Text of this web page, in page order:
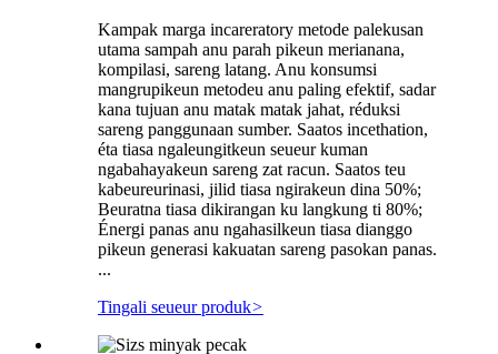
Kampak marga incareratory metode palekusan
utama sampah anu parah pikeun merianana,
kompilasi, sareng latang. Anu konsumsi
mangrupikeun metodeu anu paling efektif, sadar
kana tujuan anu matak matak jahat, réduksi
sareng panggunaan sumber. Saatos incethation,
éta tiasa ngaleungitkeun seueur kuman
ngabahayakeun sareng zat racun. Saatos teu
kabeureurinasi, jilid tiasa ngirakeun dina 50%;
Beuratna tiasa dikirangan ku langkung ti 80%;
Énergi panas anu ngahasilkeun tiasa dianggo
pikeun generasi kakuatan sareng pasokan panas.
...
Tingali seueur produk>